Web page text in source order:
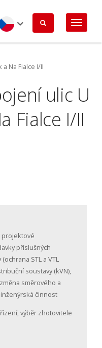
Na Fialce I/II
ulic U
Fialce I/II
projektové
příslušných
STL a VTL
soustavy (kVN),
směrového a
činnost
výběr zhotovitele